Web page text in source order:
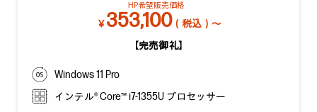
HP希望販売価格
￥353,100（税込）～
【完売御礼】
Windows 11 Pro
インテル® Core™ i7-1355U プロセッサー